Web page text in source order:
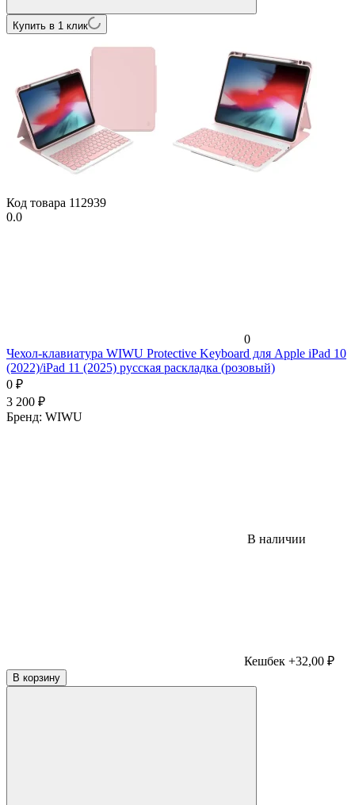
Купить в 1 клик
Код товара 112939
0.0
0
Чехол-клавиатура WIWU Protective Keyboard для Apple iPad 10
(2022)/iPad 11 (2025) русская раскладка (розовый)
0 ₽
3 200 ₽
Бренд: WIWU
В наличии
Кешбек +32,00 ₽
В корзину